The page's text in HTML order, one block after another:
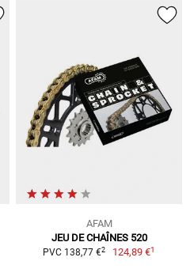
AFAM
JEU DE CHAÎNES 520
PVC 138,77 €2 124,89 €1